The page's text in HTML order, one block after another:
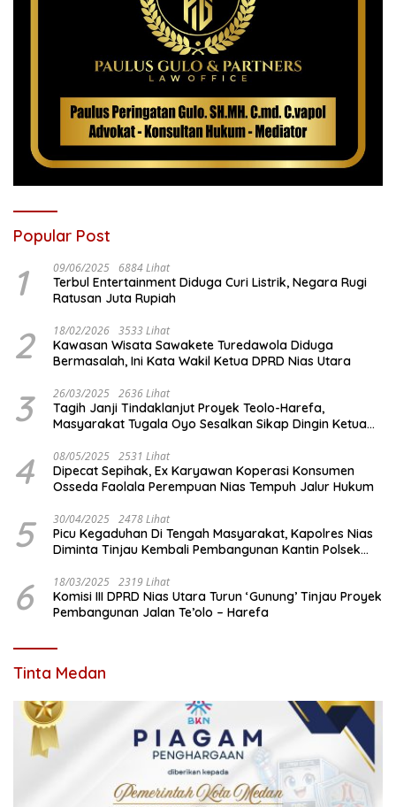
Popular Post
1 09/06/2025 6884 Lihat
Terbul Entertainment Diduga Curi Listrik, Negara Rugi
Ratusan Juta Rupiah
2 18/02/2026 3533 Lihat
Kawasan Wisata Sawakete Turedawola Diduga
Bermasalah, Ini Kata Wakil Ketua DPRD Nias Utara
3 26/03/2025 2636 Lihat
Tagih Janji Tindaklanjut Proyek Teolo-Harefa,
Masyarakat Tugala Oyo Sesalkan Sikap Dingin Ketua
4 08/05/2025 2531 Lihat
Dipecat Sepihak, Ex Karyawan Koperasi Konsumen
Osseda Faolala Perempuan Nias Tempuh Jalur Hukum
5 30/04/2025 2478 Lihat
Picu Kegaduhan Di Tengah Masyarakat, Kapolres Nias
Diminta Tinjau Kembali Pembangunan Kantin Polsek
6 18/03/2025 2319 Lihat
Komisi III DPRD Nias Utara Turun ‘Gunung’ Tinjau Proyek
Pembangunan Jalan Te’olo – Harefa
Tinta Medan